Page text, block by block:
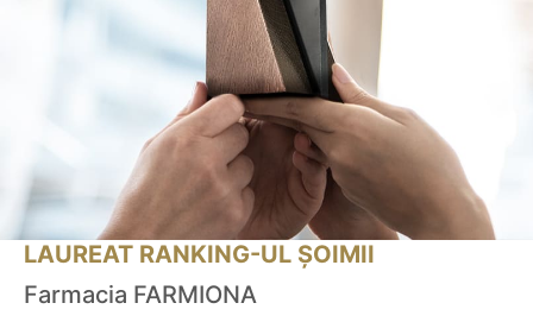
LAUREAT RANKING-UL ȘOIMII
Farmacia FARMIONA